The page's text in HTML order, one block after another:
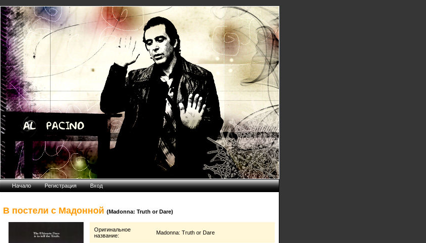
Начало Регистрация Вход
В постели с Мадонной (Madonna: Truth or Dare)
Оригинальное
название:
Madonna: Truth or Dare